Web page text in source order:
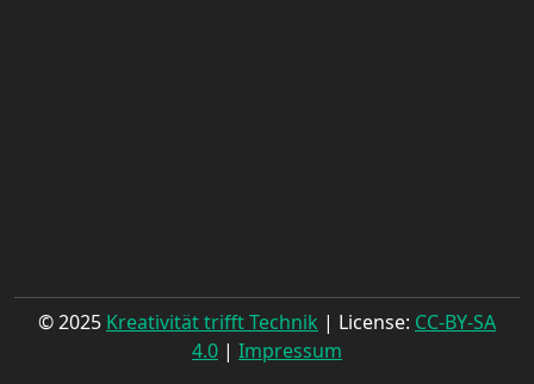
© 2025 Kreativität trifft Technik | License: CC-BY-SA
4.0 | Impressum